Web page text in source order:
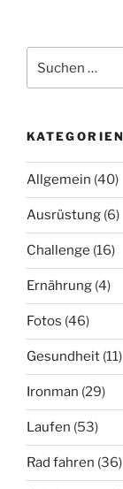
nach:
KATEGORIEN
Allgemein (40)
Ausrüstung (6)
Challenge (16)
Ernährung (4)
Fotos (46)
Gesundheit (11)
Ironman (29)
Laufen (53)
Rad fahren (36)